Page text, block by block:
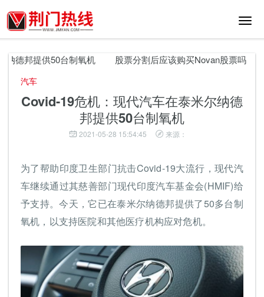
切
航
邦提供50台制氧机 股票分割后应该购买Novan股票吗
汽车
Covid-19危机：现代汽车在泰米尔纳德
邦提供50台制氧机
2021-05-28 15:54:45 来源：
为了帮助印度卫生部门抗击Covid-19大流行，现代汽
车继续通过其慈善部门现代印度汽车基金会(HMIF)给
予支持。今天，它已在泰米尔纳德邦提供了50多台制
氧机，以支持医院和其他医疗机构应对危机。